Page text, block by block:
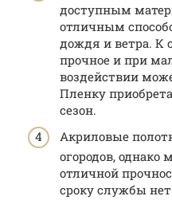
доступным
отличным
дождя и ветра. К
прочное и при
воздействии
Пленку
сезон.
Акриловые
огородов, однако
отличной
сроку службы